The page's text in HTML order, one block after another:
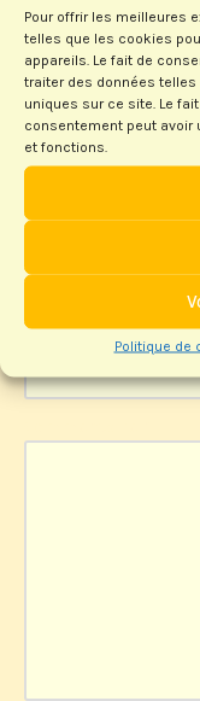
Pour offrir les meilleures
telles que les cookies
appareils. Le fait de
traiter des données telles
uniques sur ce site. Le
consentement peut avoir
et fonctions.
Politique de
Votre adresse e-
obligatoires sont
Nom*
E-mail*
Site web